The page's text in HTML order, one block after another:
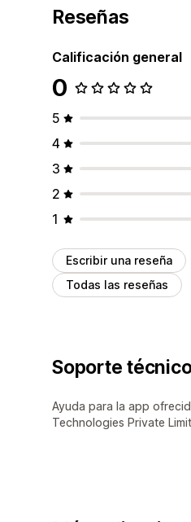
Reseñas
Calificación general
0
5
4
3
2
1
Escribir una reseña
Todas las reseñas
Soporte
Ayuda para la app
Technologies Private